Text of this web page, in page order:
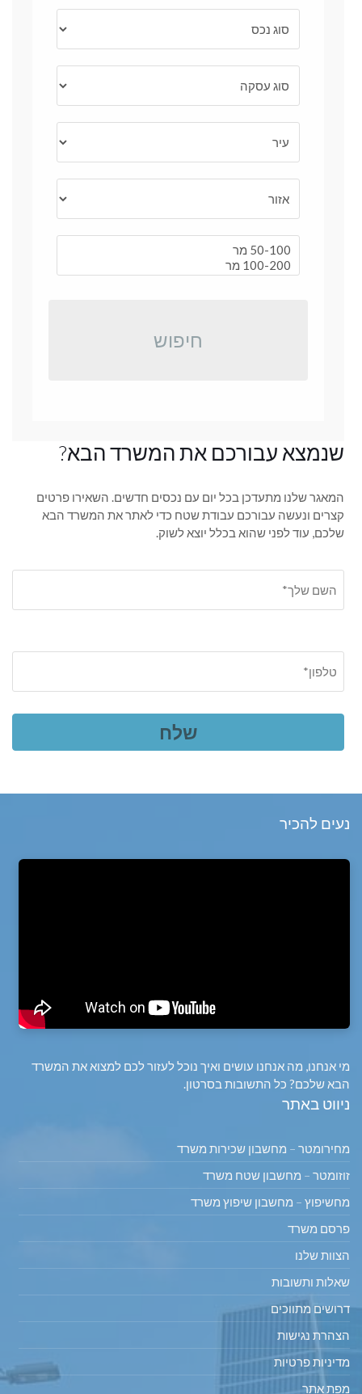
חיפוש
שנמצא עבורכם את המשרד הבא?
המאגר שלנו מתעדכן בכל יום עם נכסים חדשים. השאירו פרטים
קצרים ונעשה עבורכם עבודת שטח כדי לאתר את המשרד הבא
שלכם, עוד לפני שהוא בכלל יוצא לשוק.
נעים להכיר
מי אנחנו, מה אנחנו עושים ואיך נוכל לעזור לכם למצוא את המשרד
הבא שלכם? כל התשובות בסרטון.
ניווט באתר
מחירומטר – מחשבון שכירות משרד
זוזומטר – מחשבון שטח משרד
מחשיפוץ – מחשבון שיפוץ משרד
פרסם משרד
הצוות שלנו
שאלות ותשובות
דרושים מתווכים
הצהרת נגישות
מדיניות פרטיות
מפת אתר